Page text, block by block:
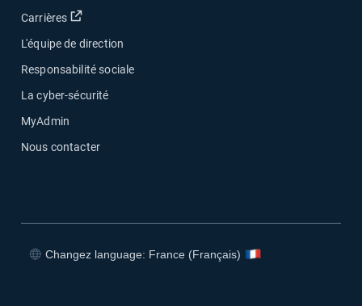
Carrières
Ouvrir dans une nouvelle fenêtre
L'équipe de direction
Responsabilité sociale
La cyber-sécurité
MyAdmin
Nous contacter
Changez language: France (Français)